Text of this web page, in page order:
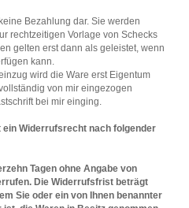
Bezahlung dar. Sie werden
rechtzeitigen Vorlage von Schecks
gelten erst dann als geleistet, wenn
kann.
wird die Ware erst Eigentum
von mir eingezogen
bei mir einging.
Widerrufsrecht nach folgender
Tagen ohne Angabe von
Die Widerrufsfrist beträgt
Sie oder ein von Ihnen benannter